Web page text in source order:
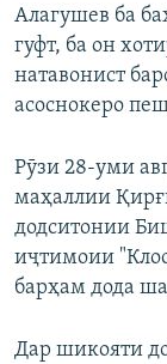
Алагушев ба
гуфт, ба он
натавонист
асоснокеро
Рӯзи 28-уми
маҳаллии
додситонии
иҷтимоии
барҳам дода
Дар шикояти